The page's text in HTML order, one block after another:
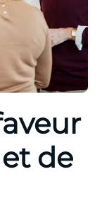
de